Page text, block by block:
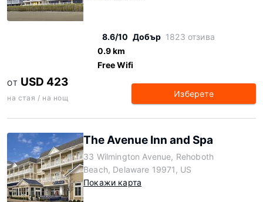
8.6/10 Добър 1823 отзива
0.9 km
Free Wifi
ОТ USD 423
на стая / на нощ Изберете
The Avenue Inn and Spa
33 Wilmington Avenue, Rehoboth
Beach, Delaware 19971, US
Покажи карта